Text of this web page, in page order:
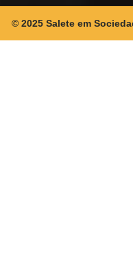
© 2025 Salete em